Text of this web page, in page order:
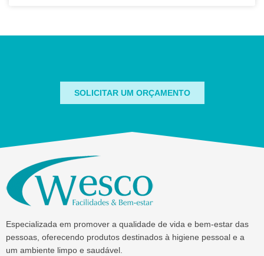
SOLICITAR UM ORÇAMENTO
Especializada em promover a qualidade de vida e bem-estar das
pessoas, oferecendo produtos destinados à higiene pessoal e a
um ambiente limpo e saudável.